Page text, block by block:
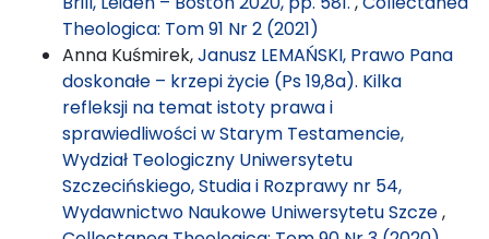
Theologica: Tom 91 Nr 2 (2021)
Anna Kuśmirek,Janusz LEMAŃSKI, Prawo Pana
doskonałe – krzepi życie (Ps 19,8a). Kilka
refleksji na temat istoty prawa i
sprawiedliwości w Starym Testamencie,
Wydział Teologiczny Uniwersytetu
Szczecińskiego, Studia i Rozprawy nr 54,
Wydawnictwo Naukowe Uniwersytetu Szcze,